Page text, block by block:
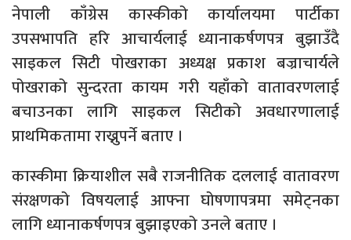
नेपाली काँग्रेस कास्कीको कार्यालयमा पार्टीका
उपसभापति हरि आचार्यलाई ध्यानाकर्षणपत्र बुझाउँदै
साइकल सिटी पोखराका अध्यक्ष प्रकाश बज्राचार्यले
पोखराको सुन्दरता कायम गरी यहाँको वातावरणलाई
बचाउनका लागि साइकल सिटीको अवधारणालाई
प्राथमिकतामा राख्नुपर्ने बताए ।
कास्कीमा क्रियाशील सबै राजनीतिक दललाई वातावरण
संरक्षणको विषयलाई आफ्ना घोषणापत्रमा समेट्नका
लागि ध्यानाकर्षणपत्र बुझाइएको उनले बताए ।